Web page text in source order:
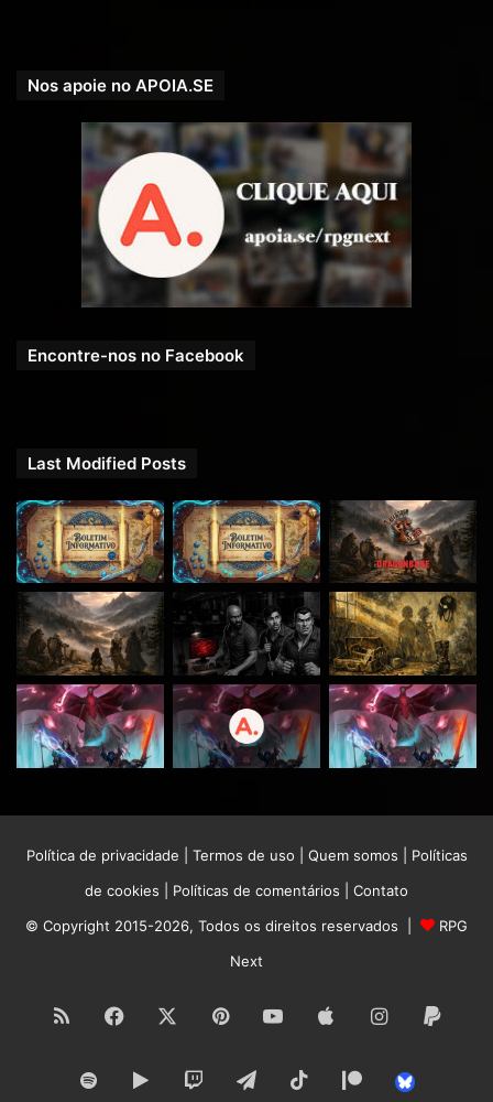
Nos apoie no APOIA.SE
Encontre-nos no Facebook
Last Modified Posts
Política de privacidade Termos de uso Quem somos
Políticas
de cookies
Políticas de comentários
Contato
© Copyright 2015-2026, Todos os direitos reservados |
RPG
Next
RSS Facebook PinterestYouTubeAppleInstagram
SpotifyGoogle TwitchTelegramTikTokPatreon